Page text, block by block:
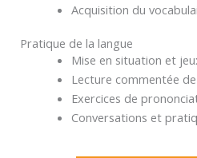
Acquisition du
Pratique de la langue
Mise en situation et
Lecture commentée
Exercices de
Conversations et